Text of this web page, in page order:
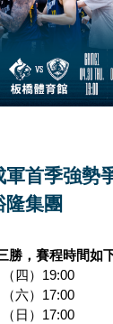
軍首季強勢
集團
勝，賽程時間如
四）19:00
六）17:00
日）17:00